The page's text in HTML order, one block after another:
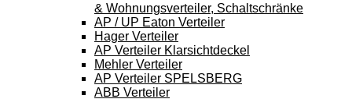
& Wohnungsverteiler, Schaltschränke
AP / UP Eaton Verteiler
Hager Verteiler
AP Verteiler Klarsichtdeckel
Mehler Verteiler
AP Verteiler SPELSBERG
ABB Verteiler